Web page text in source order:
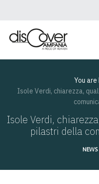
You are
Isole Verdi, chiarezza,
Isole Verdi,
pilastri della
NEWS